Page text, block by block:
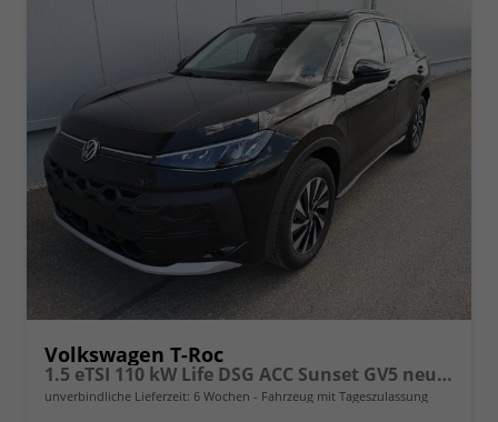
Volkswagen T-Roc
1.5 eTSI 110 kW Life DSG ACC Sunset GV5 neues Modell
unverbindliche Lieferzeit: 6 Wochen Fahrzeug mit Tageszulassung